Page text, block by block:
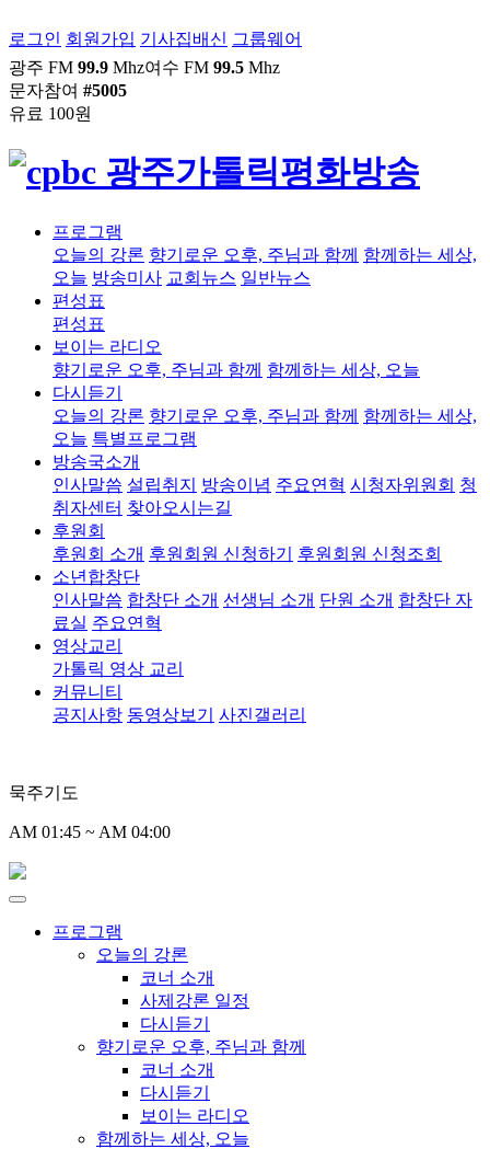
로그인 회원가입 기사집배신 그룹웨어
광주 FM 99.9 Mhz여수 FM 99.5 Mhz
문자참여 #5005
유료 100원
프로그램
오늘의 강론 향기로운 오후, 주님과 함께 함께하는 세상,
오늘 방송미사 교회뉴스 일반뉴스
편성표
편성표
보이는 라디오
향기로운 오후, 주님과 함께 함께하는 세상, 오늘
다시듣기
오늘의 강론 향기로운 오후, 주님과 함께 함께하는 세상,
오늘 특별프로그램
방송국소개
인사말씀 설립취지 방송이념 주요연혁 시청자위원회 청
취자센터 찾아오시는길
후원회
후원회 소개 후원회원 신청하기
후원회원 신청조회
소년합창단
인사말씀 합창단 소개 선생님 소개 단원 소개 합창단 자
료실 주요연혁
영상교리
가톨릭 영상 교리
커뮤니티
공지사항 동영상보기 사진갤러리
묵주기도
AM 01:45 ~ AM 04:00
프로그램
오늘의 강론
코너 소개
사제강론 일정
다시듣기
향기로운 오후, 주님과 함께
코너 소개
다시듣기
보이는 라디오
함께하는 세상, 오늘